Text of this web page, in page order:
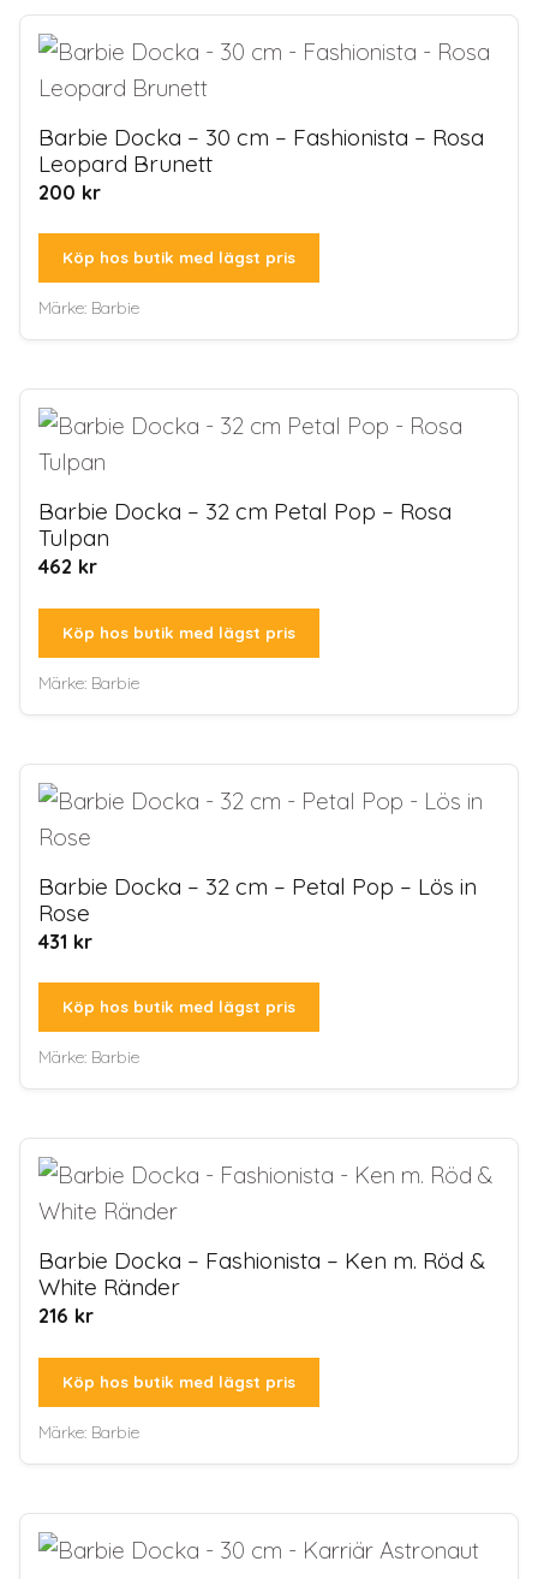
Barbie Docka – 30 cm – Fashionista – Rosa
Leopard Brunett
200 kr
Köp hos butik med lägst pris
Märke: Barbie
Barbie Docka – 32 cm Petal Pop – Rosa
Tulpan
462 kr
Köp hos butik med lägst pris
Märke: Barbie
Barbie Docka – 32 cm – Petal Pop – Lös in
Rose
431 kr
Köp hos butik med lägst pris
Märke: Barbie
Barbie Docka – Fashionista – Ken m. Röd &
White Ränder
216 kr
Köp hos butik med lägst pris
Märke: Barbie